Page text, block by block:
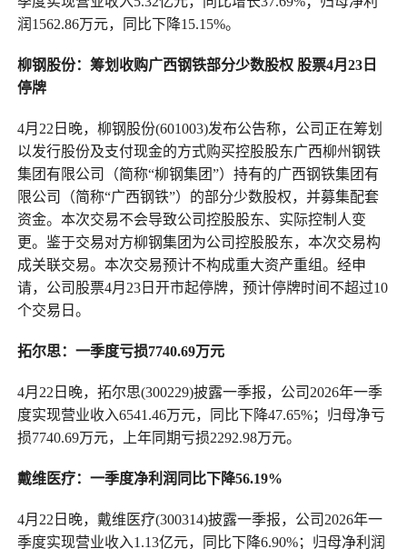
润1562.86万元，同比下降15.15%。
柳钢股份：筹划收购广西钢铁部分少数股权 股票4月23日
停牌
4月22日晚，柳钢股份(601003)发布公告称，公司正在筹划
以发行股份及支付现金的方式购买控股股东广西柳州钢铁
集团有限公司（简称“柳钢集团”）持有的广西钢铁集团有
限公司（简称“广西钢铁”）的部分少数股权，并募集配套
资金。本次交易不会导致公司控股股东、实际控制人变
更。鉴于交易对方柳钢集团为公司控股股东，本次交易构
成关联交易。本次交易预计不构成重大资产重组。经申
请，公司股票4月23日开市起停牌，预计停牌时间不超过10
个交易日。
拓尔思：一季度亏损7740.69万元
4月22日晚，拓尔思(300229)披露一季报，公司2026年一季
度实现营业收入6541.46万元，同比下降47.65%；归母净亏
损7740.69万元，上年同期亏损2292.98万元。
戴维医疗：一季度净利润同比下降56.19%
4月22日晚，戴维医疗(300314)披露一季报，公司2026年一
季度实现营业收入1.13亿元，同比下降6.90%；归母净利润